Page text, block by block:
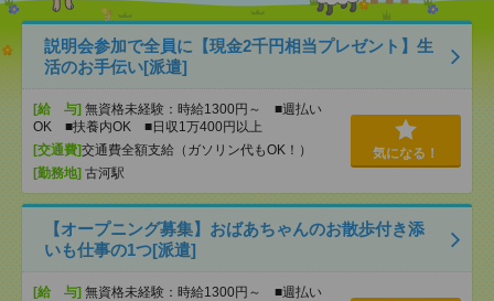
説明会参加で全員に【現金2千円相当プレゼント】生
活のお手伝い[派遣]
[給 与] 無資格未経験：時給1300円～ ■週払い
OK ■扶養内OK ■日収1万400円以上
[交通費]交通費全額支給（ガソリン代もOK！）
[勤務地] 古河駅
気になる！
【オープニング募集】おばあちゃんのお散歩付き添
いも仕事の1つ[派遣]
[給 与] 無資格未経験：時給1300円～ ■週払い